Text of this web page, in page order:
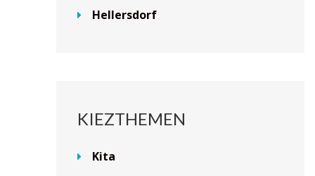
Hellersdorf
KIEZTHEMEN
Kita